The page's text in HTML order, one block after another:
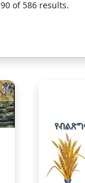
of 586 results.